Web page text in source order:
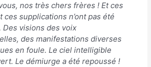
nos très chers frères ! Et ces
ces supplications n’ont pas été
Des visions des voix
des manifestations diverses
en foule. Le ciel intelligible
Le démiurge a été repoussé !